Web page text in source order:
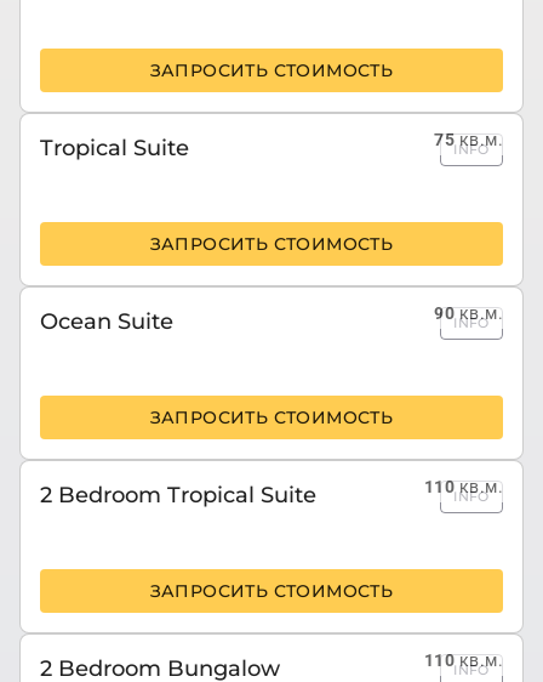
ЗАПРОСИТЬ СТОИМОСТЬ
75кв.м.
Tropical Suite INFO
ЗАПРОСИТЬ СТОИМОСТЬ
90кв.м.
Ocean Suite INFO
ЗАПРОСИТЬ СТОИМОСТЬ
110кв.м.
2 Bedroom Tropical Suite INFO
ЗАПРОСИТЬ СТОИМОСТЬ
110кв.м.
2 Bedroom Bungalow INFO